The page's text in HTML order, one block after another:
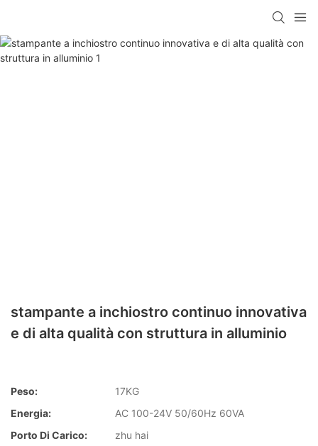
stampante a inchiostro continuo innovativa
e di alta qualità con struttura in alluminio
Peso:
17KG
Energia:
AC 100-24V 50/60Hz 60VA
Porto Di Carico:
zhu hai